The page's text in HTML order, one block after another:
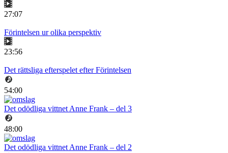
27:07
Förintelsen ur olika perspektiv
23:56
Det rättsliga efterspelet efter Förintelsen
54:00
Det odödliga vittnet Anne Frank – del 3
48:00
Det odödliga vittnet Anne Frank – del 2